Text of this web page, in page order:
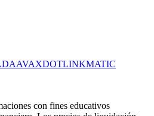
AVAXDOTLINKMATIC
con fines educativos